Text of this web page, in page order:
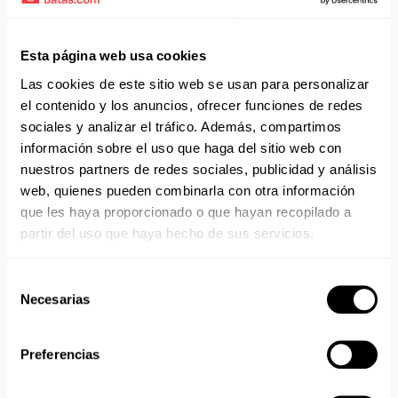
Esta página web usa cookies
Las cookies de este sitio web se usan para personalizar
el contenido y los anuncios, ofrecer funciones de redes
sociales y analizar el tráfico. Además, compartimos
información sobre el uso que haga del sitio web con
nuestros partners de redes sociales, publicidad y análisis
web, quienes pueden combinarla con otra información
que les haya proporcionado o que hayan recopilado a
partir del uso que haya hecho de sus servicios.
Necesarias
Preferencias
Canarias, Baleares, Ceuta y Melilla.
ENVÍOS EN AGOSTO
No realizamos envíos del 10 al 21 de agosto.
Reanudamos envíos el día 24 de agosto para productos
con disponibilidad 24/48 horas.
pedido se envía cuando está completo.
Los productos sin disponibilidad 24 horas serán servidos a
partir de la fecha indicada en cada producto según fábrica.
reanudan las personalizaciones por orden de compra a